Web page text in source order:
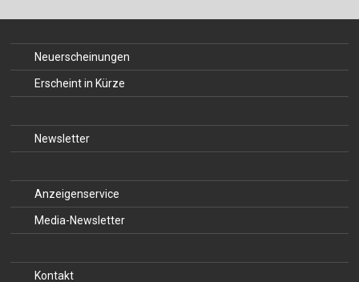
Neuerscheinungen
Erscheint in Kürze
Newsletter
Anzeigenservice
Media-Newsletter
Kontakt